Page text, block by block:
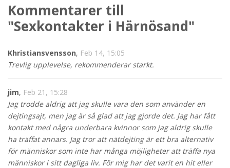
Kommentarer till
"Sexkontakter i Härnösand"
Khristiansvensson, Feb 14, 15:05
Trevlig upplevelse, rekommenderar starkt.
jim, Feb 21, 15:28
Jag trodde aldrig att jag skulle vara den som använder en
dejtingsajt, men jag är så glad att jag gjorde det. Jag har fått
kontakt med några underbara kvinnor som jag aldrig skulle
ha träffat annars. Jag tror att nätdejting är ett bra alternativ
för människor som inte har många möjligheter att träffa nya
människor i sitt dagliga liv. För mig har det varit en hit eller